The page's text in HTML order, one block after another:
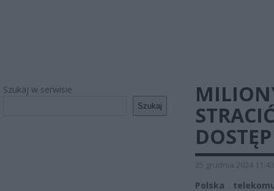
Szukaj w serwisie
Szukaj
25 grudnia 2024 11:43
Polska